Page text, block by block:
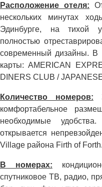
Расположение отеля:
нескольких минутах
Эдинбурге, на тихой
полностью
современный дизайны. В
карты: AMERICAN
DINERS CLUB /
Количество номеров:
комфортабельное
необходимые
открывается
Village района Firth of Forth.
В номерах:
спутниковое ТВ, радио,